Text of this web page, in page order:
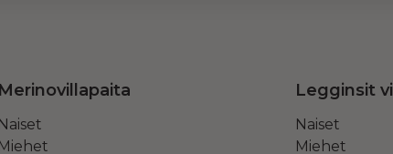
Merinovillapaita
Naiset
Miehet
Legginsit
Naiset
Miehet